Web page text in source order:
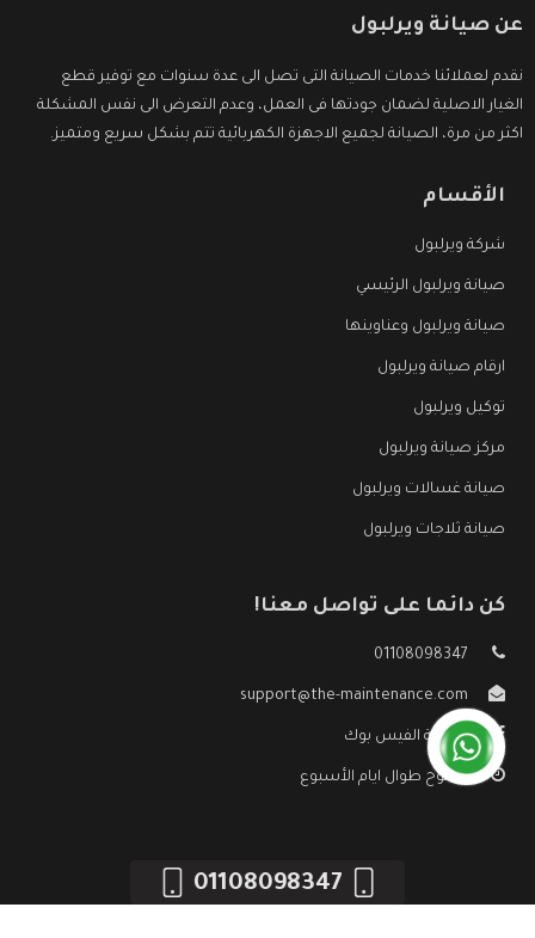
عن صيانة ويرلبول
نقدم لعملائنا خدمات الصيانة التى تصل الى عدة سنوات مع توفير قطع
الغيار الاصلية لضمان جودتها فى العمل، وعدم التعرض الى نفس المشكلة
اكثر من مرة، الصيانة لجميع الاجهزة الكهربائية تتم بشكل سريع ومتميز.
الأقسام
شركة ويرلبول
صيانة ويرلبول الرئيسي
صيانة ويرلبول وعناوينها
ارقام صيانة ويرلبول
توكيل ويرلبول
مركز صيانة ويرلبول
صيانة غسالات ويرلبول
صيانة ثلاجات ويرلبول
كن دائما على تواصل معنا!
01108098347
support@the-maintenance.com
صفحة الفيس بوك
مفتوح طوال ايام الأسبوع
01108098347